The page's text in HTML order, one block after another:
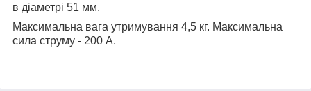
в діаметрі 51 мм.
Максимальна вага утримування 4,5 кг. Максимальна
сила струму - 200 А.